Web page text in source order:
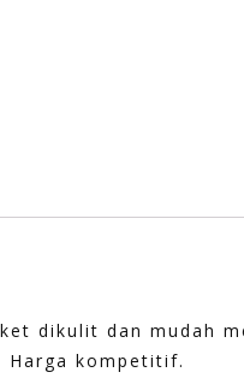
dikulit dan mudah
Harga kompetitif.